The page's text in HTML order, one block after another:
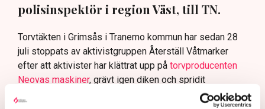
polisinspektör i region Väst, till TN.
Torvtäkten i Grimsås i Tranemo kommun har sedan 28
juli stoppats av aktivistgruppen Återställ Våtmarker
efter att aktivister har klättrat upp på torvproducenten
Neovas maskiner, grävt igen diken och spridit